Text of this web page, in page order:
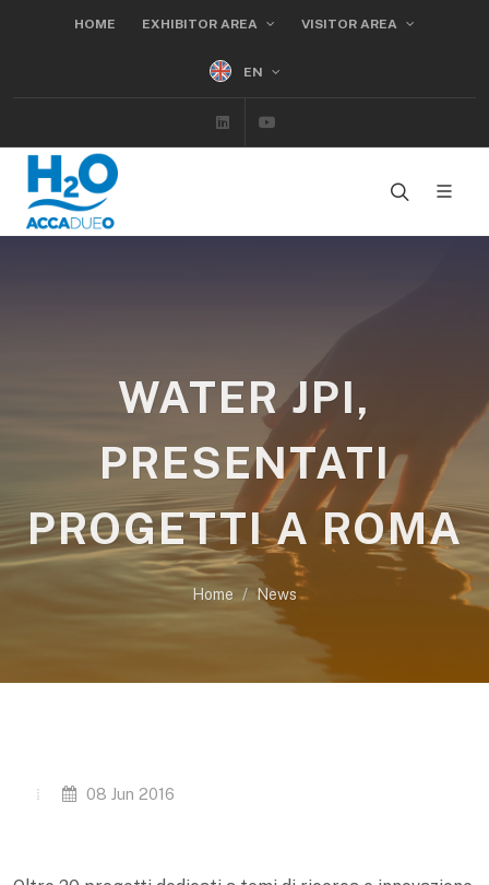
HOME EXHIBITOR AREA VISITOR AREA
EN
Linkedin
WATER JPI,
PRESENTATI
PROGETTI A ROMA
Home News
08 Jun 2016